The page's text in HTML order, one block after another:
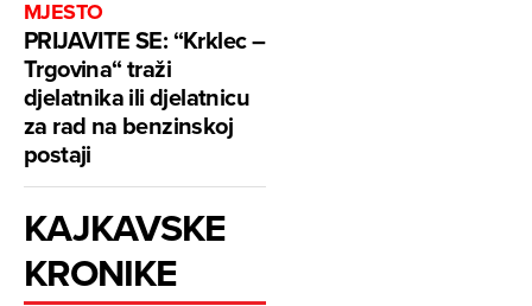
MJESTO
PRIJAVITE SE: “Krklec –
Trgovina“ traži
djelatnika ili djelatnicu
za rad na benzinskoj
postaji
KAJKAVSKE
KRONIKE